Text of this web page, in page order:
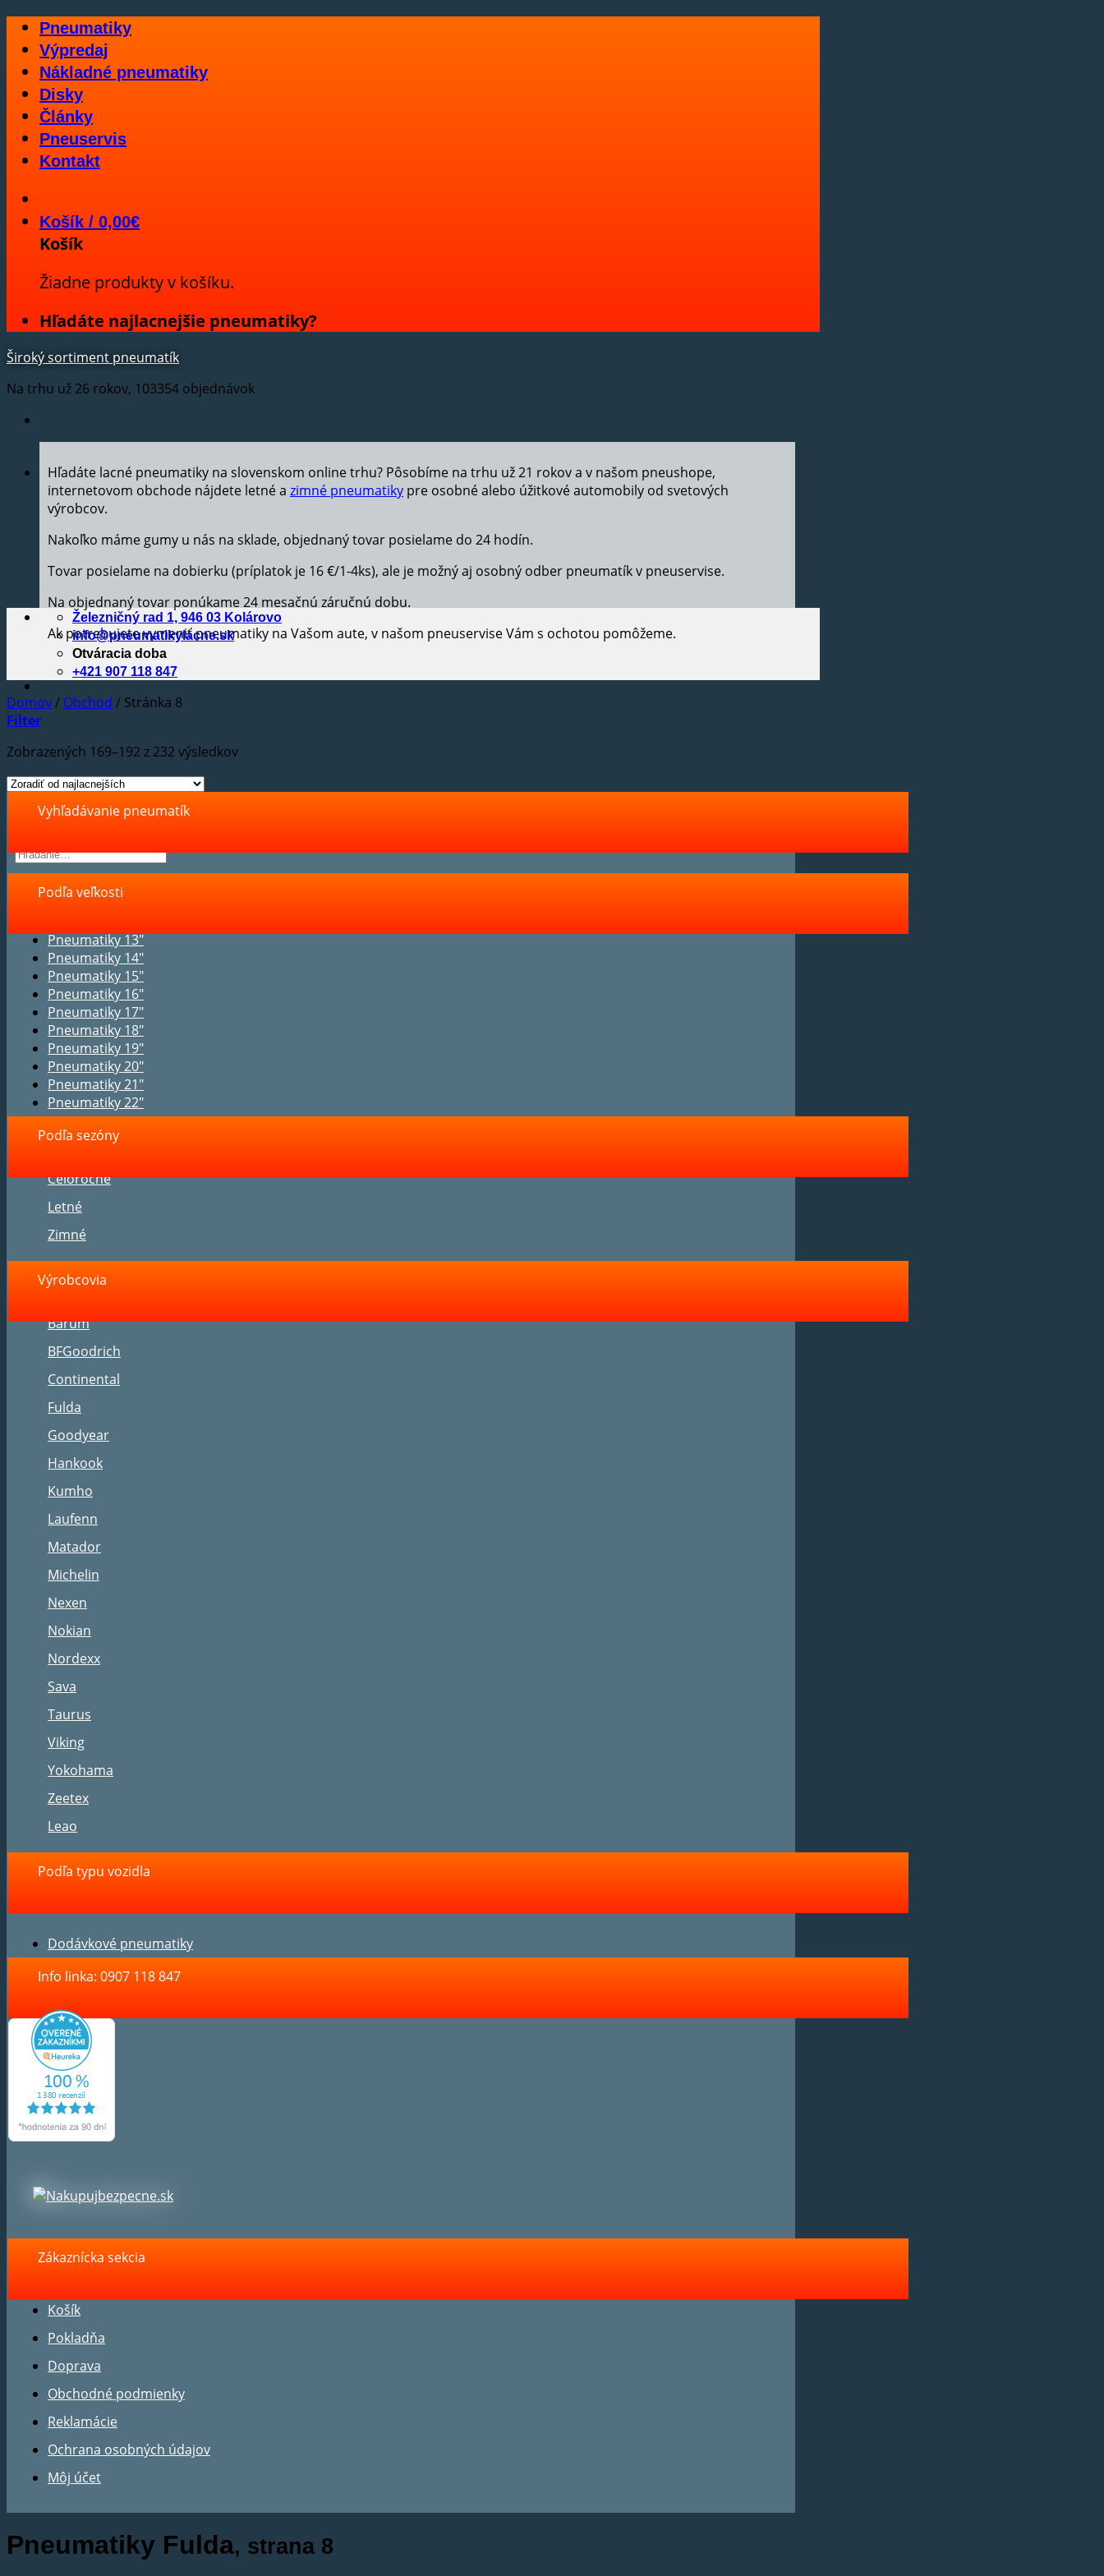
Skip
content
Pneumatiky
Výpredaj
Nákladné pneumatiky
Disky
Články
Pneuservis
Kontakt
Košík / 0,00€
Košík
Žiadne produkty v košíku.
Hľadáte najlacnejšie pneumatiky?
Široký sortiment pneumatík
Na trhu už 26 rokov, 103354 objednávok
Hľadáte lacné pneumatiky na slovenskom online trhu? Pôsobíme na trhu už 21 rokov a v našom pneushope,
internetovom obchode nájdete letné a zimné pneumatiky pre osobné alebo úžitkové automobily od svetových
výrobcov.
Nakoľko máme gumy u nás na sklade, objednaný tovar posielame do 24 hodín.
Tovar posielame na dobierku (príplatok je 16 €/1-4ks), ale je možný aj osobný odber pneumatík v pneuservise.
Na objednaný tovar ponúkame 24 mesačnú záručnú dobu.
Ak potrebujete vymeniť pneumatiky na Vašom aute, v našom pneuservise Vám s ochotou pomôžeme.
Železničný rad 1, 946 03 Kolárovo
info@pneumatikylacne.sk
Otváracia doba
+421 907 118 847
Domov/ Obchod / Stránka 8
Filter
Zobrazených 169–192 z 232 výsledkov
Vyhľadávanie pneumatík
Podľa veľkosti
Pneumatiky 13"
Pneumatiky 14"
Pneumatiky 15"
Pneumatiky 16"
Pneumatiky 17"
Pneumatiky 18"
Pneumatiky 19"
Pneumatiky 20"
Pneumatiky 21"
Pneumatiky 22"
Podľa sezóny
Celoročné
Letné
Zimné
Výrobcovia
Barum
BFGoodrich
Continental
Fulda
Goodyear
Hankook
Kumho
Laufenn
Matador
Michelin
Nexen
Nokian
Nordexx
Sava
Taurus
Viking
Yokohama
Zeetex
Leao
Podľa typu vozidla
Dodávkové pneumatiky
Info linka: 0907 118 847
Zákaznícka sekcia
Košík
Pokladňa
Doprava
Obchodné podmienky
Reklamácie
Ochrana osobných údajov
Môj účet
Pneumatiky Fulda, strana 8